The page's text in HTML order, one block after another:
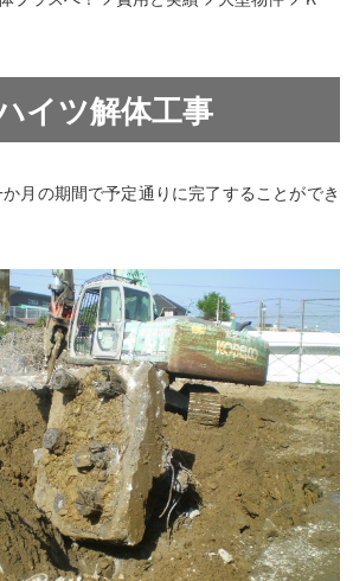
イツ解体工事
月の期間で予定通りに完了することができ